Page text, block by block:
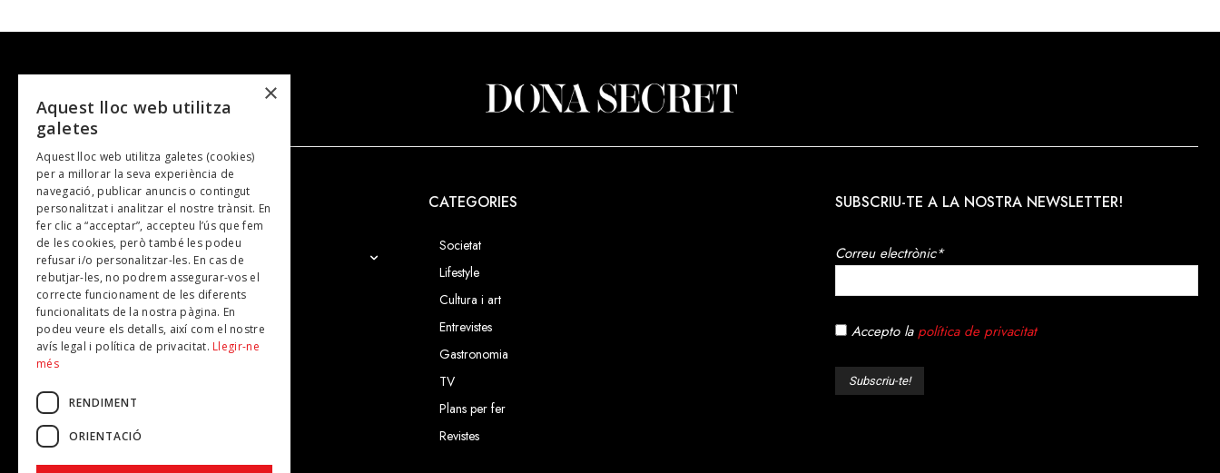
NOSALTRES
El Grup
Contacte
Subscripcions
Publicitat
CATEGORIES
Societat
Lifestyle
Cultura i art
Entrevistes
Gastronomia
TV
Plans per fer
Revistes
SUBSCRIU-TE A LA NOSTRA NEWSLETTER!
Correu electrònic*
Accepto la política de privacitat
×
Aquest lloc web utilitza
galetes
Aquest lloc web utilitza galetes (cookies)
per a millorar la seva experiència de
navegació, publicar anuncis o contingut
personalitzat i analitzar el nostre trànsit. En
fer clic a “acceptar”, accepteu l’ús que fem
de les cookies, però també les podeu
refusar i/o personalitzar-les. En cas de
rebutjar-les, no podrem assegurar-vos el
correcte funcionament de les diferents
funcionalitats de la nostra pàgina. En
podeu veure els detalls, així com el nostre
avís legal i política de privacitat. Llegir-ne
més
RENDIMENT
ORIENTACIÓ